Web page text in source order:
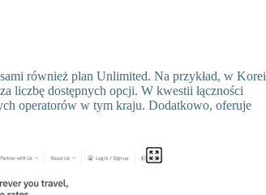
również plan Unlimited. Na przykład, w Korei
liczbę dostępnych opcji. W kwestii łączności
operatorów w tym kraju. Dodatkowo, oferuje